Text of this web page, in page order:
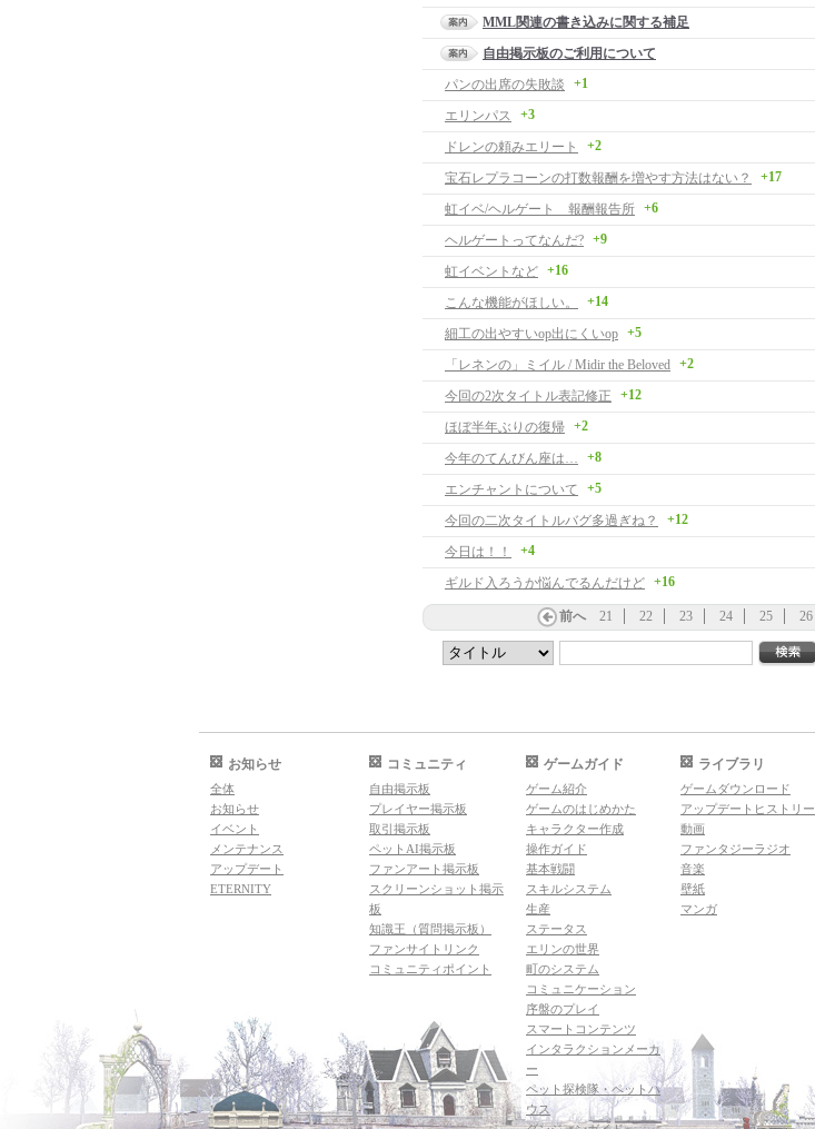
MML関連の書き込みに関する補足
自由掲示板のご利用について
パンの出席の失敗談
+1
エリンパス
+3
ドレンの頼みエリート
+2
宝石レプラコーンの打数報酬を増やす方法はない？
+17
虹イベ/ヘルゲート 報酬報告所 +6
ヘルゲートってなんだ? +9
虹イベントなど +16
こんな機能がほしい。
+14
細工の出やすいop出にくいop +5
「レネンの」ミイル / Midir the Beloved +2
今回の2次タイトル表記修正
+12
ほぼ半年ぶりの復帰 +2
今年のてんびん座は…
+8
エンチャントについて
+5
今回の二次タイトルバグ多過ぎね？
+12
今日は！！
+4
ギルド入ろうか悩んでるんだけど +16
前へ 21 22 23 24 25 26
お知らせ
全体
お知らせ
イベント
メンテナンス
アップデート
ETERNITY
コミュニティ
自由掲示板
プレイヤー掲示板
取引掲示板
ペットAI掲示板
ファンアート掲示板
スクリーンショット掲示
板
知識王（質問掲示板）
ファンサイトリンク
コミュニティポイント
ゲームガイド
ゲーム紹介
ゲームのはじめかた
キャラクター作成
操作ガイド
基本戦闘
スキルシステム
生産
ステータス
エリンの世界
町のシステム
コミュニケーション
序盤のプレイ
スマートコンテンツ
インタラクションメーカ
ー
ペット探検隊・ペットハ
ウス
ライブラリ
ゲームダウンロード
アップデートヒストリー
動画
ファンタジーラジオ
音楽
壁紙
マンガ